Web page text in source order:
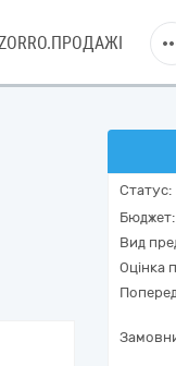
Статус:
Бюджет:
Вид
Оцінка